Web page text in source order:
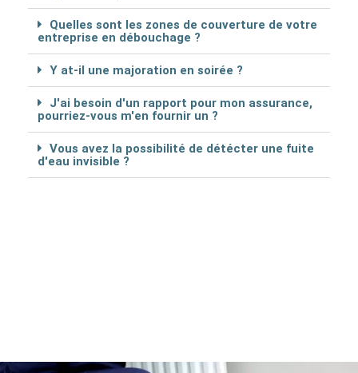
Quelles sont les zones de couverture de votre
entreprise en débouchage ?
Y at-il une majoration en soirée ?
J'ai besoin d'un rapport pour mon assurance,
pourriez-vous m'en fournir un ?
Vous avez la possibilité de détécter une fuite
d'eau invisible ?